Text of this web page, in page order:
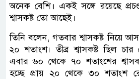
অনেক বেশি। একই সঙ্গে রয়েছে
শ্বাসকষ্ট তো আছেই।
তিনি বলেন, গতবার শ্বাসকষ্ট নিয়ে
২০ শতাংশ। তীব্র শ্বাসকষ্ট ছিল
এবার ৬০ থেকে ৭০ শতাংশের
হচ্ছে প্রায় ২০ থেকে ৩০ শতাংশ